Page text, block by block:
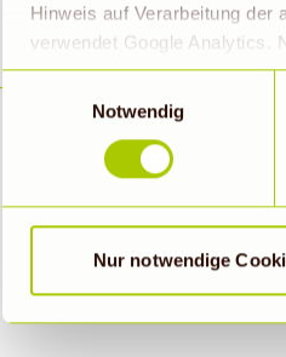
Hinweis auf Verarbeitung der
verwendet Google Analytics.
geklickt bzw. statistische
die Daten in den USA
EU-Standards
durch US-Behörden, zu
Einwilligungsauswahl
Notwendig
Nur notwendige E-